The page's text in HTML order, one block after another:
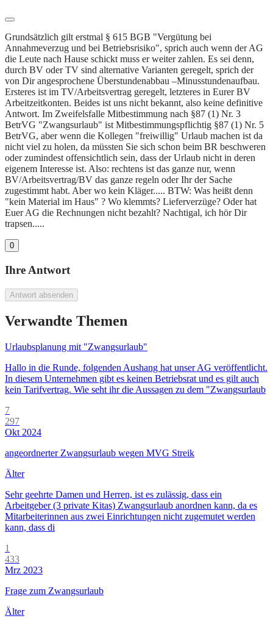
Grundsätzlich gilt erstmal § 615 BGB "Vergütung bei
Annahmeverzug und bei Betriebsrisiko", sprich auch wenn der AG
die Leute nach Hause schickt muss er weiter zahlen. Es sei denn,
durch BV oder TV sind alternative Varianten geregelt, sprich der
von Dir angesprochene Überstundenabbau –Minusstundenaufbau.
Ersteres ist im TV/Arbeitsvertrag geregelt, letzteres in Eurer BV
Arbeitzeitkonten. Beides ist uns nicht bekannt, also keine definitive
Antwort. Im Zweifelsfalle Mitbestimmung nach §87 (1) Nr. 3
BetrVG "Zwangsurlaub" ist Mitbestimmungspflichtig §87 (1) Nr. 5
BetrVG, aber wenn die Kollegen "freiwillig" Urlaub machen ist da
nicht viel zu holen, da müssten Sie sich schon beim BR beschweren
oder zumindest offensichtlich sein, dass der Urlaub nicht in deren
eigenem Interesse ist. Also: rechtens ist das ganze nur, wenn
BV/Arbeitsvertrag/BV das ganze regeln oder Ihr der Sache
zugestimmt habt. Aber wo kein Kläger..... BTW: Was heißt denn
"kein Material im Haus" ? Wo klemmts? Lieferverzüge? Oder hat
Euer AG die Rechnungen nicht bezahlt? Nachtigal, ich hör Dir
trapsen.....
0
Ihre Antwort
Antwort absenden
Verwandte Themen
Urlaubsplanung mit "Zwangsurlaub"
Hallo in die Runde, folgenden Aushang hat unser AG veröffentlicht.
In diesem Unternehmen gibt es keinen Betriebsrat und es gilt auch
kein Tarifvertrag. Wie seht ihr die Aussagen zu dem "Zwangsurlaub
7
297
Okt 2024
angeordnerter Zwangsurlaub wegen MVG Streik
Älter
Sehr geehrte Damen und Herren, ist es zulässig, dass ein
Arbeitgeber (3 private Kitas) Zwangsurlaub anordnen kann, da es
Mitarbeiterinnen aus zwei Einrichtungen nicht zugemutet werden
kann, dass di
1
433
Mrz 2023
Frage zum Zwangsurlaub
Älter